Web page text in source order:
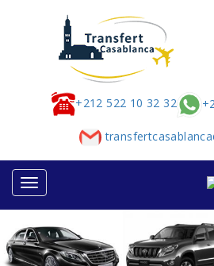
+212 522 10 32 32